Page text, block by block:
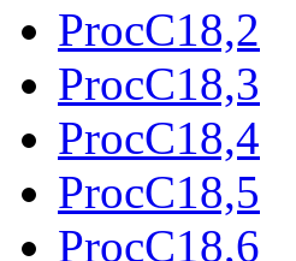
ProcC18,2
ProcC18,3
ProcC18,4
ProcC18,5
ProcC18,6